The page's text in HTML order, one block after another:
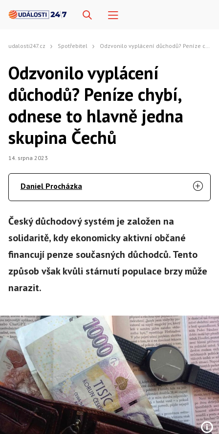
udalosti247.cz Spotřebitel Odzvonilo vyplácení důchodů? Peníze chybí, odnese to hlavně jedna skupina Čechů
Odzvonilo vyplácení
důchodů? Peníze chybí,
odnese to hlavně jedna
skupina Čechů
14. srpna 2023
Daniel Procházka
Český důchodový systém je založen na
solidaritě, kdy ekonomicky aktivní občané
financují penze současných důchodců. Tento
způsob však kvůli stárnutí populace brzy může
narazit.